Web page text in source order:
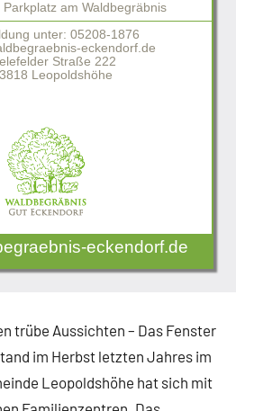
am Waldbegräbnis
unter: 05208-1876
eckendorf.de
Straße 222
Leopoldshöhe
eckendorf.de
trübe Aussichten – Das Fenster
im Herbst letzten Jahres im
Leopoldshöhe hat sich mit